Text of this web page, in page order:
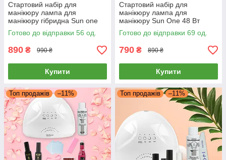
Стартовий набір для
манікюру лампа для
манікюру гібридна Sun one
48 Вт, Фрезер ручка 9Вт
каучукові база топ 12мл і гель
Готово до відправки 56 од.
890 ₴ 990 ₴
Купити
Стартовий набір для
манікюру лампа для
манікюру Sun One 48 Вт
Фреза міні база топ та гель
лак milano фрейзер
Готово до відправки 69 од.
790 ₴ 890 ₴
Купити
Топ продажів –11% Топ продажів –11%